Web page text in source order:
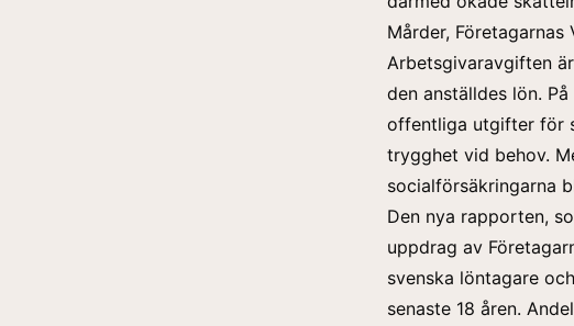
Mårder, Företagarnas
Arbetsgivaravgiften
den anställdes lön.
offentliga utgifter för
trygghet vid behov.
socialförsäkringarna
Den nya rapporten,
uppdrag av
svenska löntagare
senaste 18 åren.